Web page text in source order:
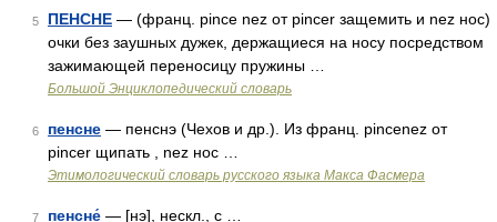
5 ПЕНСНЕ — (франц. pince nez от pincer защемить и nez нос)
очки без заушных дужек, держащиеся на носу посредством
зажимающей переносицу пружины …
Большой Энциклопедический словарь
6 пенсне — пенснэ (Чехов и др.). Из франц. рinсеnеz от
рinсеr щипать , nеz нос …
Этимологический словарь русского языка Макса Фасмера
7 пенсне́ — [нэ], нескл., с …